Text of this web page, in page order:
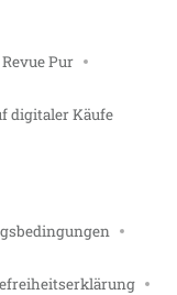
Pur
digitaler Käufe